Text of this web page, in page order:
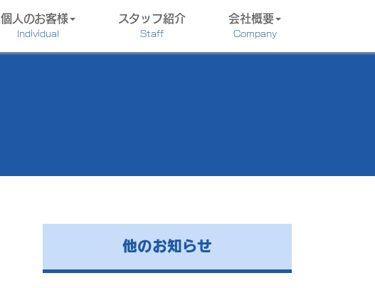
個人のお客様
Individual
スタッフ紹介
Staff
会社概要
Company
他のお知らせ